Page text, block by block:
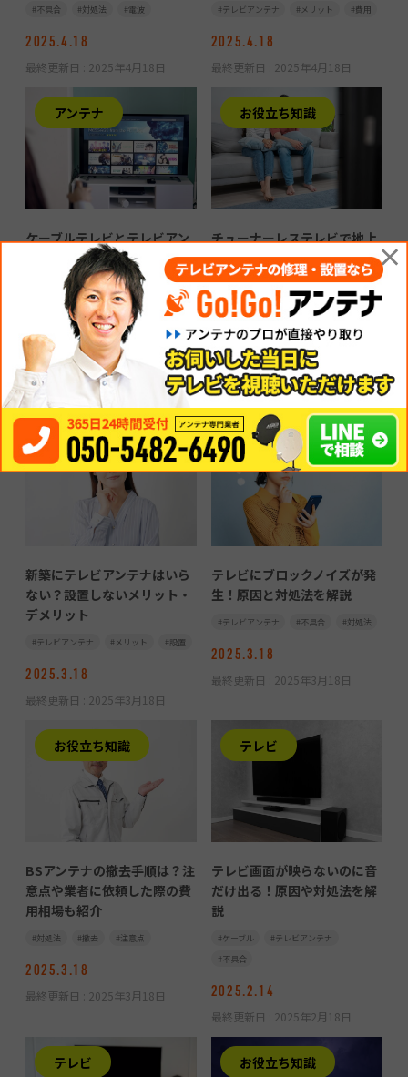
不具合 対処法 電波
2025.4.18
最終更新日 : 2025年4月18日
テレビアンテナ メリット 費用
2025.4.18
最終更新日 : 2025年4月18日
アンテナ
ケーブルテレビとテレビアン
テナはどちらがおすすめ？費
用やメリット・デメリットを
ケーブルテレビ
テレビアンテナ
費用
2025.3.18
最終更新日 : 2025年3月18日
お役立ち知識
チューナーレステレビで地上
波を見る4つの方法｜メリッ
ト・デメリットも解説
チューナー
テレビアンテナ
メリット
2025.3.18
最終更新日 :2025年3月18日
お役立ち知識
新築にテレビアンテナはいら
ない？設置しないメリット・
デメリット
テレビアンテナ メリット 設置
2025.3.18
最終更新日 : 2025年3月18日
お役立ち知識
テレビにブロックノイズが発
生！原因と対処法を解説
テレビアンテナ 不具合 対処法
2025.3.18
最終更新日 : 2025年3月18日
お役立ち知識
BSアンテナの撤去手順は？注
意点や業者に依頼した際の費
用相場も紹介
対処法 撤去 注意点
2025.3.18
最終更新日 : 2025年3月18日
テレビ
テレビ画面が映らないのに音
だけ出る！原因や対処法を解
説
ケーブル
テレビアンテナ
不具合
2025.2.14
最終更新日 : 2025年2月18日
テレビ お役立ち知識
×